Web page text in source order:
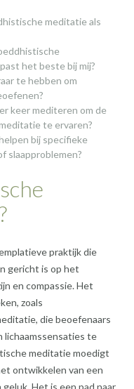
meditatie als
het beste bij mij?
te hebben om
keer mediteren om de
te ervaren?
bij specifieke
slaapproblemen?
praktijk die
gericht is op het
en compassie. Het
zoals
die beoefenaars
lichaamssensaties te
meditatie moedigt
ontwikkelen van een
Het is een pad naar